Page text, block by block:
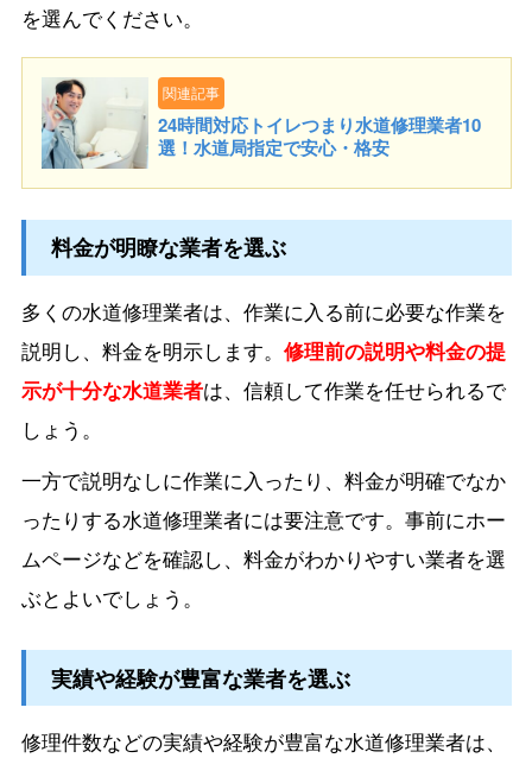
を選んでください。
関連記事
24時間対応トイレつまり水道修理業者10
選！水道局指定で安心・格安
料金が明瞭な業者を選ぶ
多くの水道修理業者は、作業に入る前に必要な作業を
説明し、料金を明示します。 修理前の説明や料金の提
示が十分な水道業者は、信頼して作業を任せられるで
しょう。
一方で説明なしに作業に入ったり、料金が明確でなか
ったりする水道修理業者には要注意です。事前にホー
ムページなどを確認し、料金がわかりやすい業者を選
ぶとよいでしょう。
実績や経験が豊富な業者を選ぶ
修理件数などの実績や経験が豊富な水道修理業者は、